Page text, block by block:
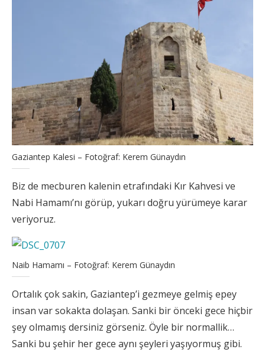
Gaziantep Kalesi – Fotoğraf: Kerem Günaydın
Biz de mecburen kalenin etrafındaki Kır Kahvesi ve
Nabi Hamamı’nı görüp, yukarı doğru yürümeye karar
veriyoruz.
Naib Hamamı – Fotoğraf: Kerem Günaydın
Ortalık çok sakin, Gaziantep’i gezmeye gelmiş epey
insan var sokakta dolaşan. Sanki bir önceki gece hiçbir
şey olmamış dersiniz görseniz. Öyle bir normallik…
Sanki bu şehir her gece aynı şeyleri yaşıyormuş gibi.